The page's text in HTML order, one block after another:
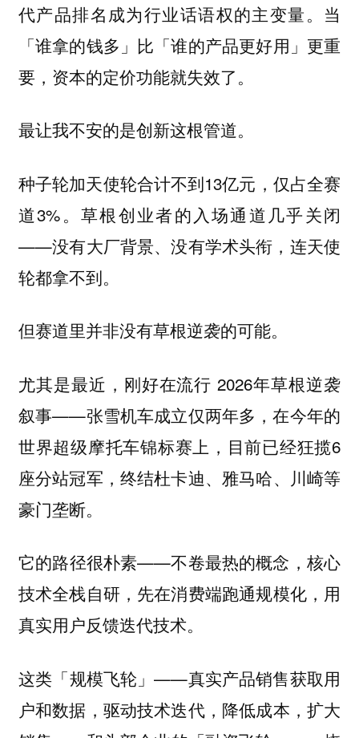
代产品排名成为行业话语权的主变量。当
「谁拿的钱多」比「谁的产品更好用」更重
要，资本的定价功能就失效了。
最让我不安的是创新这根管道。
种子轮加天使轮合计不到13亿元，仅占全赛
道3%。草根创业者的入场通道几乎关闭
——没有大厂背景、没有学术头衔，连天使
轮都拿不到。
但赛道里并非没有草根逆袭的可能。
尤其是最近，刚好在流行 2026年草根逆袭
叙事——张雪机车成立仅两年多，在今年的
世界超级摩托车锦标赛上，目前已经狂揽6
座分站冠军，终结杜卡迪、雅马哈、川崎等
豪门垄断。
它的路径很朴素——不卷最热的概念，核心
技术全栈自研，先在消费端跑通规模化，用
真实用户反馈迭代技术。
这类「规模飞轮」——真实产品销售获取用
户和数据，驱动技术迭代，降低成本，扩大